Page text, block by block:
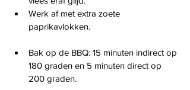
Werk af met extra zoete
paprikavlokken.
Bak op de BBQ: 15 minuten indirect op
180 graden en 5 minuten direct op
200 graden.